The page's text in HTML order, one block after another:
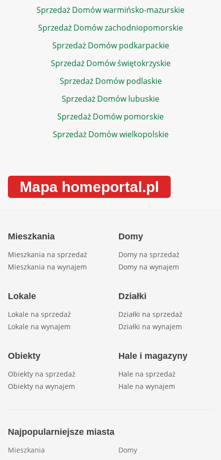
Sprzedaż Domów warmińsko-mazurskie
Sprzedaż Domów zachodniopomorskie
Sprzedaż Domów podkarpackie
Sprzedaż Domów świętokrzyskie
Sprzedaż Domów podlaskie
Sprzedaż Domów lubuskie
Sprzedaż Domów pomorskie
Sprzedaż Domów wielkopolskie
Mapa homeportal.pl
Mieszkania
Mieszkania na sprzedaż
Mieszkania na wynajem
Domy
Domy na sprzedaż
Domy na wynajem
Lokale
Lokale na sprzedaż
Lokale na wynajem
Działki
Działki na sprzedaż
Działki na wynajem
Obiekty
Obiekty na sprzedaż
Obiekty na wynajem
Hale i magazyny
Hale na sprzedaż
Hale na wynajem
Najpopularniejsze miasta
Mieszkania
Domy